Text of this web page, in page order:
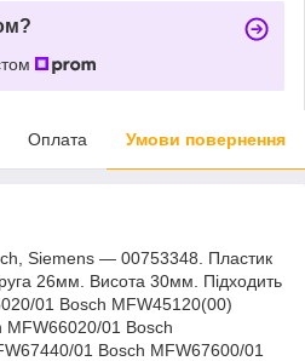
Оплата Умови повернення
Siemens — 00753348. Пластик
26мм. Висота 30мм. Підходить
01 Bosch MFW45120(00)
MFW66020/01 Bosch
01 Bosch MFW67600/01